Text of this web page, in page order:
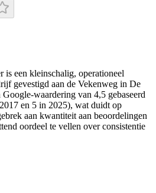
is een kleinschalig, operationeel
gevestigd aan de Vekenweg in De
van 4,5 gebaseerd
en 5 in 2025), wat duidt op
aan kwantiteit aan beoordelingen
oordeel te vellen over consistentie